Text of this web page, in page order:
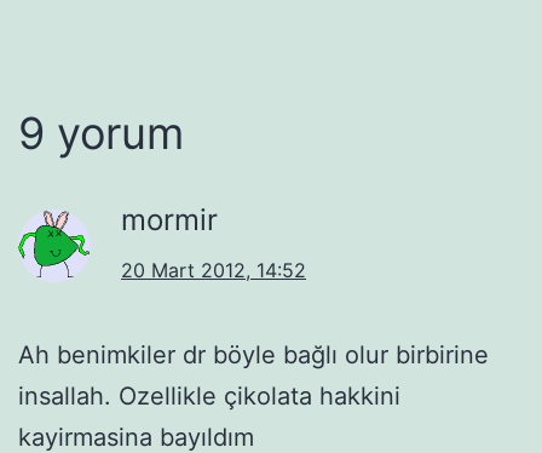
9 yorum
mormir
20 Mart 2012, 14:52
Ah benimkiler dr böyle bağlı olur birbirine
insallah. Ozellikle çikolata hakkini
kayirmasina bayıldım